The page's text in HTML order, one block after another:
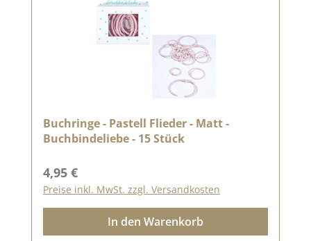
Buchringe - Pastell Flieder - Matt -
Buchbindeliebe - 15 Stück
Regulärer Preis:
4,95 €
Preise inkl. MwSt. zzgl. Versandkosten
In den Warenkorb